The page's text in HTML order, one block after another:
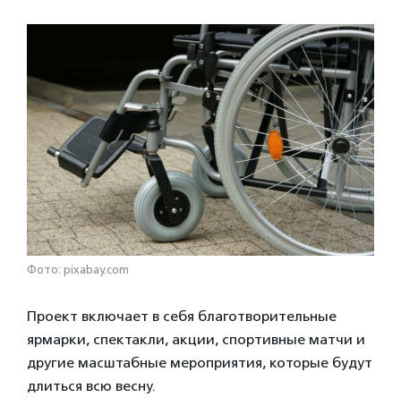
Фото: pixabay.com
Проект включает в себя благотворительные
ярмарки, спектакли, акции, спортивные матчи и
другие масштабные мероприятия, которые будут
длиться всю весну.